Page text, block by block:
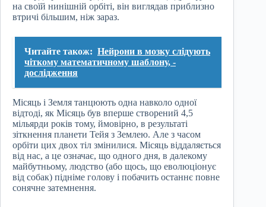
на своїй нинішній орбіті, він виглядав приблизно
втричі більшим, ніж зараз.
Читайте також: Нейрони в мозку слідують
чіткому математичному шаблону, -
дослідження
Місяць і Земля танцюють одна навколо одної
відтоді, як Місяць був вперше створений 4,5
мільярди років тому, ймовірно, в результаті
зіткнення планети Тейя з Землею. Але з часом
орбіти цих двох тіл змінилися. Місяць віддаляється
від нас, а це означає, що одного дня, в далекому
майбутньому, людство (або щось, що еволюціонує
від собак) підніме голову і побачить останнє повне
сонячне затемнення.